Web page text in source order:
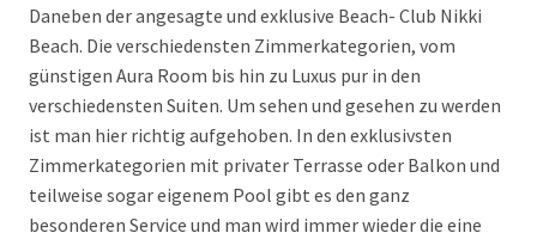
Daneben der angesagte und exklusive Beach- Club Nikki
Beach. Die verschiedensten Zimmerkategorien, vom
günstigen Aura Room bis hin zu Luxus pur in den
verschiedensten Suiten. Um sehen und gesehen zu werden
ist man hier richtig aufgehoben. In den exklusivsten
Zimmerkategorien mit privater Terrasse oder Balkon und
teilweise sogar eigenem Pool gibt es den ganz
besonderen Service und man wird immer wieder die eine